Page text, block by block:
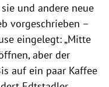
und andere neue
vorgeschrieben –
eingelegt: „Mitte
aber der
auf ein paar Kaffee